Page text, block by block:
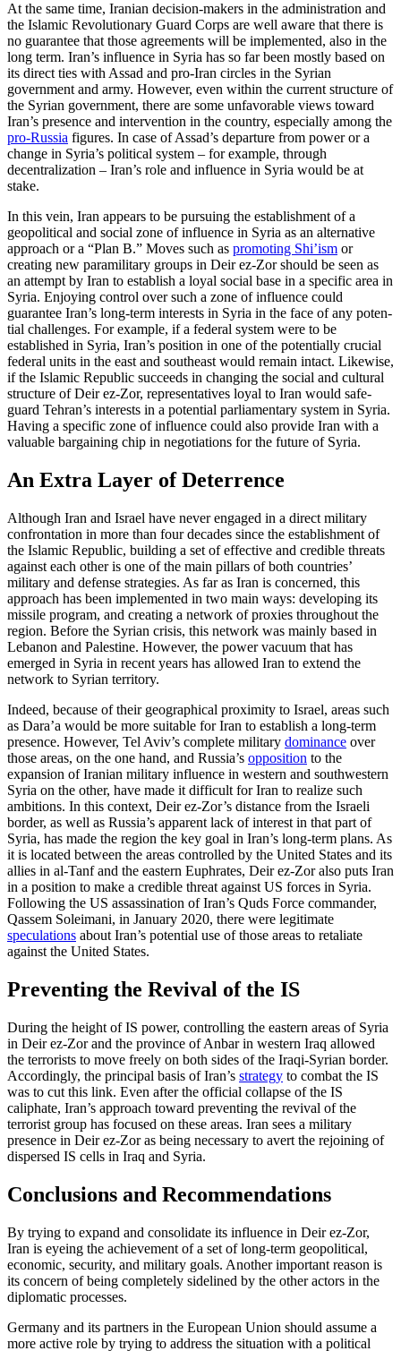
At the same time, Iranian decision-makers in the administration and
the Islamic Revo­lutionary Guard Corps are well aware that there is
no guarantee that those agreements will be implemented, also in the
long term. Iran’s influence in Syria has so far been mostly based on
its direct ties with Assad and pro-Iran circles in the Syrian
government and army. However, even within the current structure of
the Syrian government, there are some unfavorable views toward
Iran’s presence and intervention in the country, especially among the
pro-Russia figures. In case of Assad’s departure from power or a
change in Syria’s political sys­tem – for example, through
decentralization – Iran’s role and influence in Syria would be at
stake.
In this vein, Iran appears to be pursuing the establishment of a
geopolitical and social zone of influence in Syria as an alter­native
approach or a “Plan B.” Moves such as promoting Shi’ism or
creating new para­military groups in Deir ez-Zor should be seen as
an attempt by Iran to establish a loyal social base in a specific area in
Syria. Enjoying control over such a zone of in­fluence could
guarantee Iran’s long-term interests in Syria in the face of any poten­
tial challenges. For example, if a federal system were to be
established in Syria, Iran’s position in one of the potentially crucial
federal units in the east and south­east would remain intact. Likewise,
if the Islamic Republic succeeds in changing the social and cultural
structure of Deir ez-Zor, representatives loyal to Iran would safe­
guard Tehran’s interests in a potential par­liamentary system in Syria.
Having a spe­cific zone of influence could also provide Iran with a
valuable bargaining chip in negotiations for the future of Syria.
An Extra Layer of Deterrence
Although Iran and Israel have never engaged in a direct military
confrontation in more than four decades since the estab­lishment of
the Islamic Republic, building a set of effective and credible threats
against each other is one of the main pillars of both countries’
military and defense strategies. As far as Iran is concerned, this
approach has been implemented in two main ways: developing its
missile program, and creat­ing a network of proxies throughout the
region. Before the Syrian crisis, this net­work was mainly based in
Lebanon and Palestine. However, the power vacuum that has
emerged in Syria in recent years has allowed Iran to extend the
network to Syrian territory.
Indeed, because of their geographical proximity to Israel, areas such
as Dara’a would be more suitable for Iran to establish a long-term
presence. However, Tel Aviv’s complete military dominance over
those areas, on the one hand, and Russia’s oppo­sition to the
expansion of Iranian military influence in western and southwestern
Syria on the other, have made it difficult for Iran to realize such
ambitions. In this context, Deir ez-Zor’s distance from the Israeli
border, as well as Russia’s apparent lack of interest in that part of
Syria, has made the region the key goal in Iran’s long-term plans. As
it is located between the areas controlled by the United States and its
allies in al-Tanf and the eastern Euphrates, Deir ez-Zor also puts Iran
in a position to make a credible threat against US forces in Syria.
Following the US assassination of Iran’s Quds Force commander,
Qassem Soleimani, in January 2020, there were legitimate
speculations about Iran’s potential use of those areas to retaliate
against the United States.
Preventing the Revival of the IS
During the height of IS power, controlling the eastern areas of Syria
in Deir ez-Zor and the province of Anbar in western Iraq al­lowed
the terrorists to move freely on both sides of the Iraqi-Syrian border.
Ac­cord­ingly, the principal basis of Iran’s strategy to combat the IS
was to cut this link. Even after the official collapse of the IS
caliphate, Iran’s approach toward pre­venting the revival of the
terrorist group has focused on these areas. Iran sees a mili­tary
presence in Deir ez-Zor as being neces­sary to avert the rejoining of
dispersed IS cells in Iraq and Syria.
Conclusions and Recommendations
By trying to expand and consolidate its influence in Deir ez-Zor,
Iran is eyeing the achievement of a set of long-term geopoliti­cal,
economic, security, and military goals. Another important reason is
its concern of being completely sidelined by the other actors in the
diplomatic processes.
Germany and its partners in the Euro­pean Union should assume a
more active role by trying to address the situation with a political